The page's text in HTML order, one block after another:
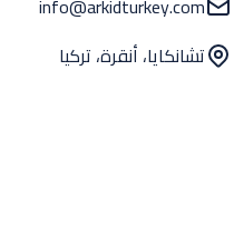
info@arkidturkey.com
تشانكايا، أنقرة، تركيا